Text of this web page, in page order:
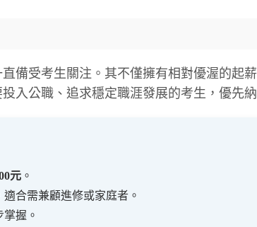
直備受考生關注。其不僅擁有相對優渥的起
入公職、追求穩定職涯發展的考生，優先
元 。
合需兼顧進修或家庭者。
握。